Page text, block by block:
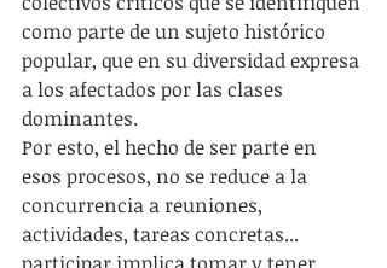
como parte de un sujeto histórico
popular, que en su diversidad expresa
a los afectados por las clases
dominantes.
Por esto, el hecho de ser parte en
esos procesos, no se reduce a la
concurrencia a reuniones,
actividades, tareas concretas...
participar implica tomar y tener